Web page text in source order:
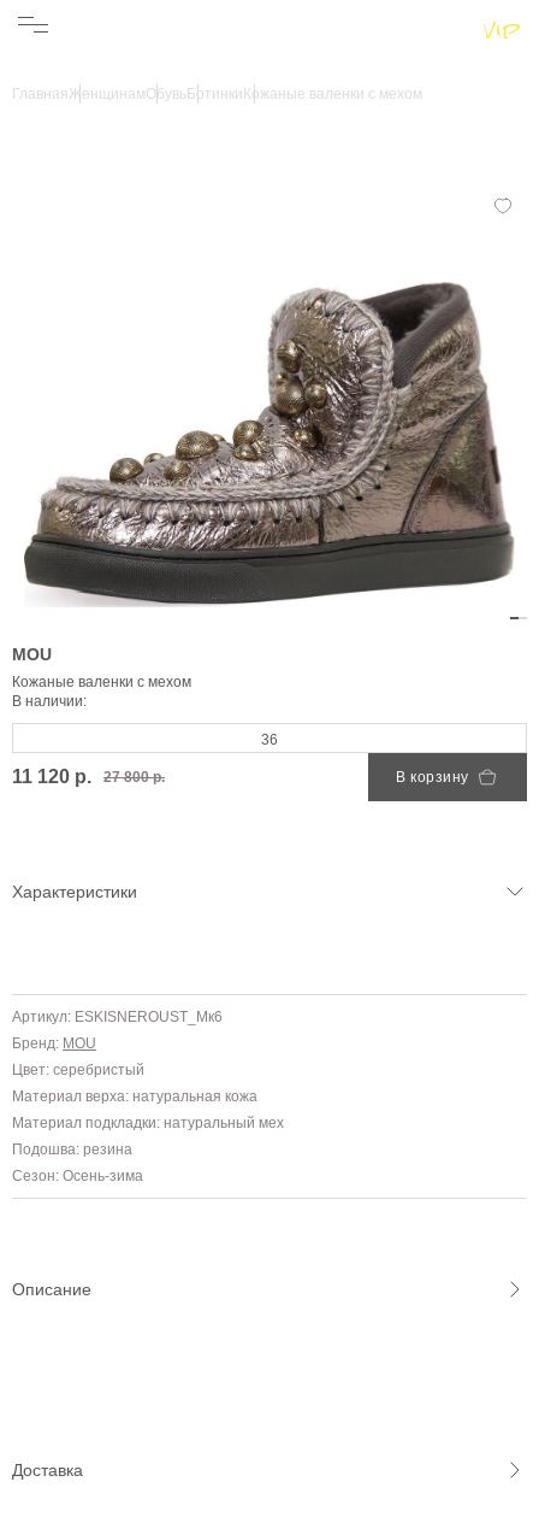
Информация
ГлавнаяЖенщинамОбувьБотинки Кожаные валенки с мехом
MOU
Кожаные валенки с мехом
В наличии:
36
11 120 р. 27 800 р. В корзину
Характеристики
Артикул: ESKISNEROUST_Mк6
Бренд: MOU
Цвет: серебристый
Материал верха: натуральная кожа
Материал подкладки: натуральный мех
Подошва: резина
Сезон: Осень-зима
Описание
Доставка